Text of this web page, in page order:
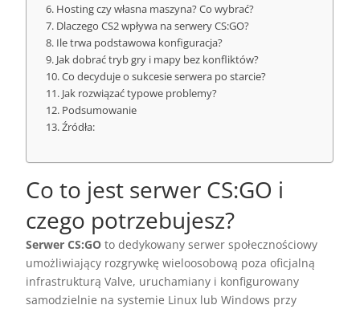
Hosting czy własna maszyna? Co wybrać?
Dlaczego CS2 wpływa na serwery CS:GO?
Ile trwa podstawowa konfiguracja?
Jak dobrać tryb gry i mapy bez konfliktów?
Co decyduje o sukcesie serwera po starcie?
Jak rozwiązać typowe problemy?
Podsumowanie
Źródła:
Co to jest serwer CS:GO i
czego potrzebujesz?
Serwer CS:GO to dedykowany serwer społecznościowy
umożliwiający rozgrywkę wieloosobową poza oficjalną
infrastrukturą Valve, uruchamiany i konfigurowany
samodzielnie na systemie Linux lub Windows przy